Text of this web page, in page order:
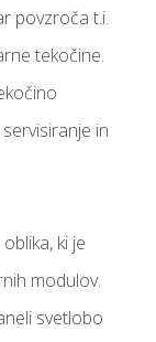
povzroča t.i.
tekočine.
in
ki je
modulov.
svetlobo